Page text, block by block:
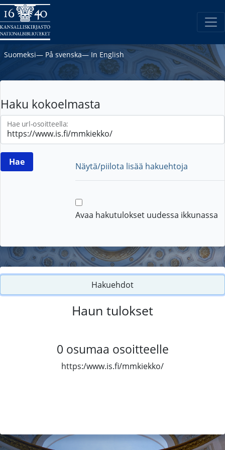
Suomeksi― På svenska― In English
Haku kokoelmasta
Hae url-osoitteella:
Näytä/piilota lisää hakuehtoja
Avaa hakutulokset uudessa ikkunassa
Hakuehdot
Haun tulokset
0 osumaa osoitteelle
https:/www.is.fi/mmkiekko/